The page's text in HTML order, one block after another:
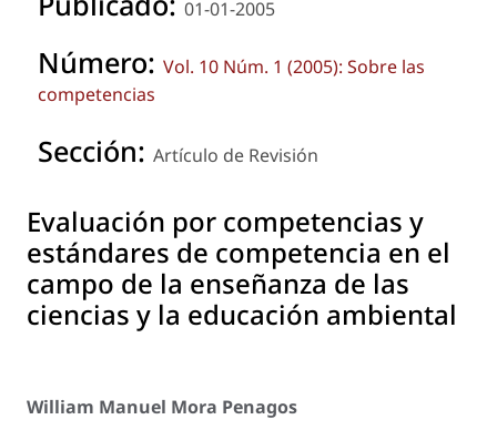
01-01-2005
Número: Vol. 10 Núm. 1 (2005): Sobre las
competencias
Sección: Artículo de Revisión
Evaluación por competencias y
estándares de competencia en el
campo de la enseñanza de las
ciencias y la educación ambiental
William Manuel Mora Penagos